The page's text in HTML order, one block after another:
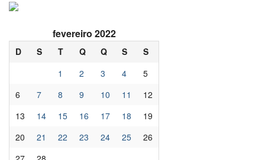
fevereiro 2022
D S T Q Q S
S
1
2 3 4
5
6
7 8 9 10 11
12
13
14 15 16 17 18
19
20
21 22 23 24 25
26